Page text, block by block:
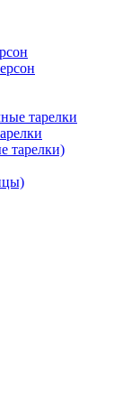
тарелки
тарелки)